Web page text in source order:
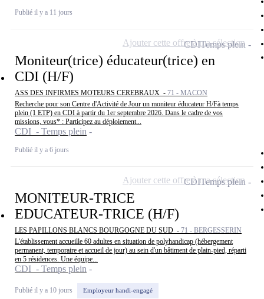
Publié il y a 11 jours
Moniteur(trice) éducateur(trice) en
CDI (H/F)
ASS DES INFIRMES MOTEURS CEREBRAUX - 71 - MACON
Recherche pour son Centre d'Activité de Jour un moniteur éducateur H/Fà temps
plein (1 ETP) en CDI à partir du 1er septembre 2026. Dans le cadre de vos
missions, vous* : Participez au déploiement...
CDI - Temps plein
Publié il y a 6 jours
CDITemps plein
Ajouter cette offre à ma sélection
MONITEUR-TRICE
EDUCATEUR-TRICE (H/F)
LES PAPILLONS BLANCS BOURGOGNE DU SUD - 71 - BERGESSERIN
L'établissement accueille 60 adultes en situation de polyhandicap (hébergement
permanent, temporaire et accueil de jour) au sein d'un bâtiment de plain-pied, réparti
en 5 résidences. Une équipe...
CDI - Temps plein
Publié il y a 10 jours Employeur handi-engagé
CDITemps plein
Ajouter cette offre à ma sélection